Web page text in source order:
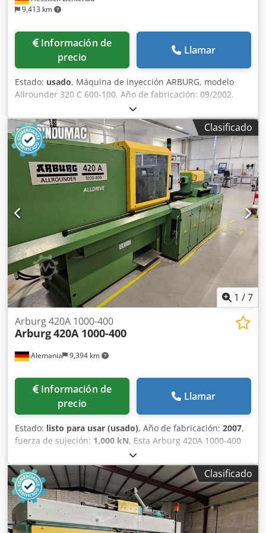
9,413 km
Información de
precio
Llamar
Estado: usado, Máquina de inyección ARBURG, modelo
Allrounder 320 C 600-100. Año de fabricación: 09/2002.
Fuerza de cierre: 60 toneladas. Diámetro del husillo: 25
mm. La máquina se desmontará el 17.08.2026 y se
transportará a nuestro almacén o directamente a sus
instalaciones. Chsdpfxezqglro Al Ija
Clasificado
1 /7
Alemania 9,394 km
Arburg 420A 1000-400
Arburg420A 1000-400
Información de
precio
Llamar
Estado: listo para usar (usado), Año de fabricación: 2007,
fuerza de sujeción: 1,000 kN, Esta Arburg 420A 1000-400
se fabricó en 2007. Cuenta con movimientos principales
electromecánicos mediante servoaccionamientos, una
unidad de plastificación modular con control de
temperatura adaptable y un sistema de sujeción de doble
palanca de cinco puntos con ajuste servoeléctrico. El
sistema de control Selogica mejora la eficacia operativa. Si
está buscando obtener capacidades de moldeo por
Clasificado